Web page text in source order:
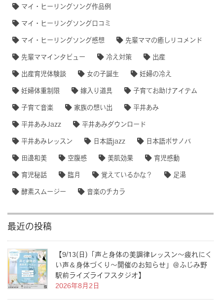
マイ・ヒーリングソング作品例
マイ・ヒーリングソング口コミ
マイ・ヒーリングソング感想 先輩ママの癒しリコメンド
先輩ママインタビュー 冷え対策 出産
出産育児体験談 女の子誕生 妊婦の冷え
妊婦体重制限 嫁入り道具 子育てお助けアイテム
子育て音楽 家族の想い出 平井あみ
平井あみJazz 平井あみダウンロード
平井あみレッスン 日本語jazz 日本語ボサノバ
田邊和美 空腹感 美肌効果 育児感動
育児秘話 臨月 覚えているかな？ 足湯
酵素スムージー 音楽のチカラ
最近の投稿
【9/13(日)「声と身体の美調律レッスン〜疲れにく
い声＆身体づくり〜開催のお知らせ」＠ふじみ野
駅前ライズライフスタジオ】
2026年8月2日